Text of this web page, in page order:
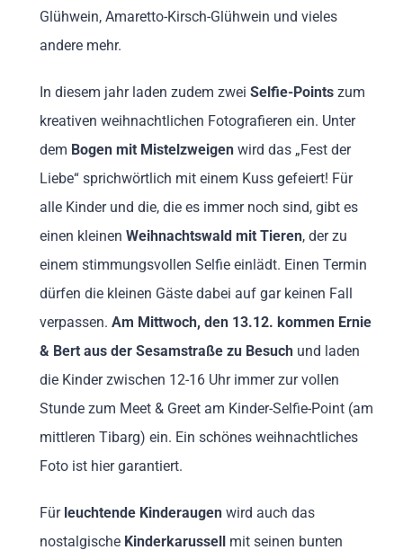
Glühwein, Amaretto-Kirsch-Glühwein und vieles
andere mehr.
In diesem jahr laden zudem zwei Selfie-Pointszum
kreativen weihnachtlichen Fotografieren ein. Unter
dem Bogen mit Mistelzweigenwird das „Fest der
Liebe“ sprichwörtlich mit einem Kuss gefeiert! Für
alle Kinder und die, die es immer noch sind, gibt es
einen kleinen Weihnachtswald mit Tieren, der zu
einem stimmungsvollen Selfie einlädt. Einen Termin
dürfen die kleinen Gäste dabei auf gar keinen Fall
verpassen. Am Mittwoch, den 13.12. kommen Ernie
& Bert aus der Sesamstraße zu Besuchund laden
die Kinder zwischen 12-16 Uhr immer zur vollen
Stunde zum Meet & Greet am Kinder-Selfie-Point (am
mittleren Tibarg) ein. Ein schönes weihnachtliches
Foto ist hier garantiert.
Für leuchtende Kinderaugenwird auch das
nostalgische Kinderkarussell
mit seinen bunten